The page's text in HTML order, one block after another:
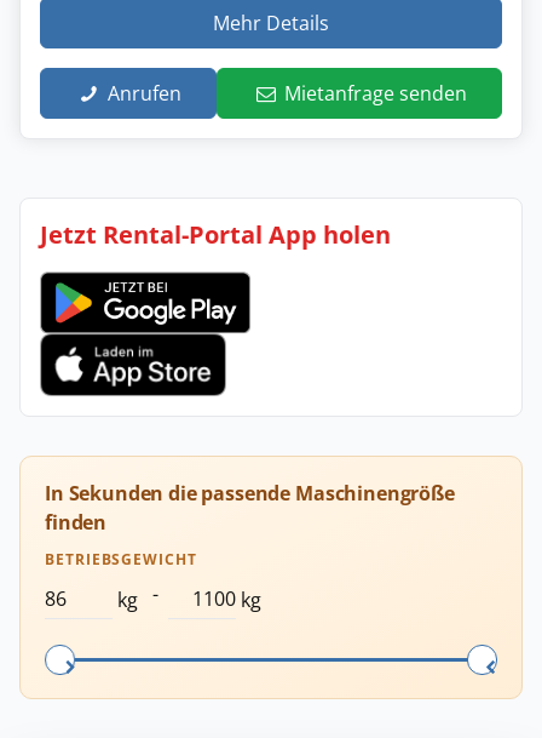
Mehr Details
Anrufen Mietanfrage senden
Jetzt Rental-Portal App holen
In Sekunden die passende Maschinengröße
finden
BETRIEBSGEWICHT
kg - kg